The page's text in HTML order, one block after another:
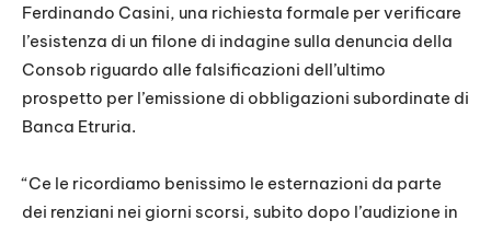
Ferdinando Casini, una richiesta formale per verificare
l’esistenza di un filone di indagine sulla denuncia della
Consob riguardo alle falsificazioni dell’ultimo
prospetto per l’emissione di obbligazioni subordinate di
Banca Etruria.
“Ce le ricordiamo benissimo le esternazioni da parte
dei renziani nei giorni scorsi, subito dopo l’audizione in